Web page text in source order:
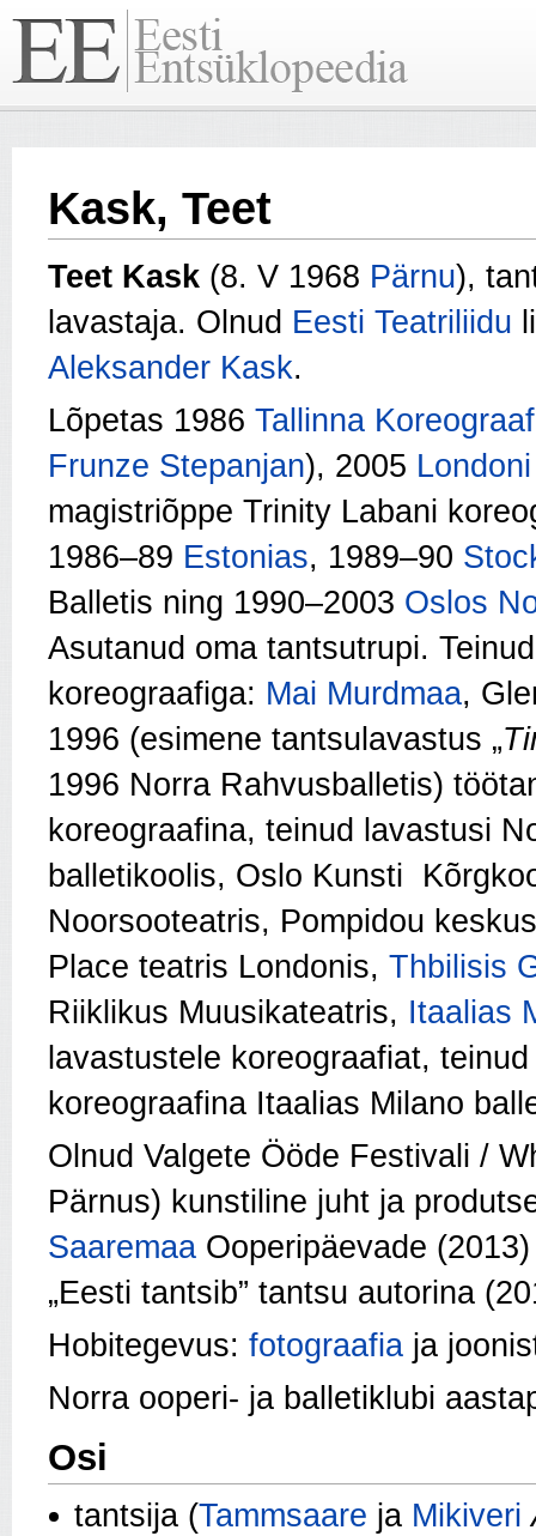
Kask, Teet
Teet Kask (8. V 1968 Pärnu),
lavastaja. Olnud Eesti Teatriliidu
Aleksander Kask.
Lõpetas 1986 Tallinna
Frunze Stepanjan), 2005 Londoni
magistriõppe Trinity Labani
1986–89 Estonias, 1989–90
Balletis ning 1990–2003 Oslos
Asutanud oma tantsutrupi.
koreograafiga: Mai Murdmaa,
1996 (esimene tantsulavastus „
1996 Norra Rahvusballetis)
koreograafina, teinud lavastusi
balletikoolis, Oslo Kunsti
Noorsooteatris, Pompidou
Place teatris Londonis, Thbilisis
Riiklikus Muusikateatris, Itaalias
lavastustele koreograafiat,
koreograafina Itaalias Milano
Olnud Valgete Ööde Festivali /
Pärnus) kunstiline juht ja
Saaremaa Ooperipäevade
„Eesti tantsib” tantsu autorina
Hobitegevus: fotograafia ja
Norra ooperi- ja balletiklubi
Osi
tantsija (Tammsaare ja Mikiveri